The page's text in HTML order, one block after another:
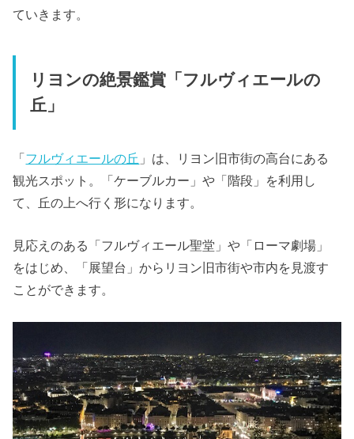
ていきます。
リヨンの絶景鑑賞「フルヴィエールの
丘」
「フルヴィエールの丘 」は、リヨン旧市街の高台にある
観光スポット。「ケーブルカー」や「階段」を利用し
て、丘の上へ行く形になります。
見応えのある「フルヴィエール聖堂」や「ローマ劇場」
をはじめ、「展望台」からリヨン旧市街や市内を見渡す
ことができます。